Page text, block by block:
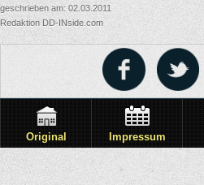
geschrieben am: 02.03.2011
Redaktion DD-INside.com
Original Impressum